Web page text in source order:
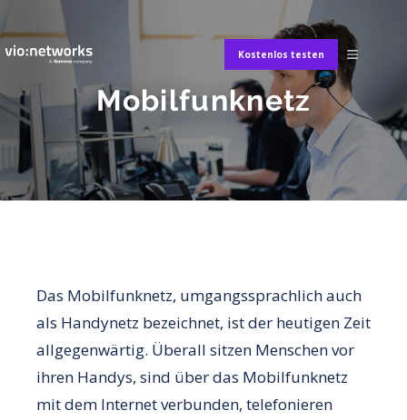
Kostenlos testen
Mobilfunknetz
Das Mobilfunknetz, umgangssprachlich auch
als Handynetz bezeichnet, ist der heutigen Zeit
allgegenwärtig. Überall sitzen Menschen vor
ihren Handys, sind über das Mobilfunknetz
mit dem Internet verbunden, telefonieren